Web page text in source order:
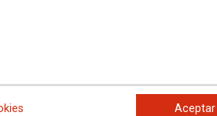
Aceptar